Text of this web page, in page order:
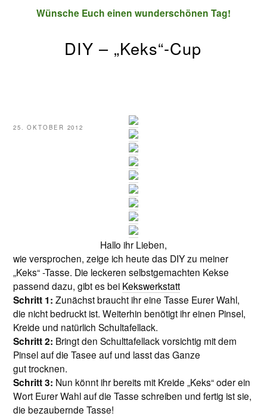
Wünsche Euch einen wunderschönen Tag!
VERÖFFENTLICHT
25. OKTOBER 2012
DIY – „Keks“-Cup
Hallo ihr Lieben ,
wie versprochen, zeige ich heute das DIY zu meiner
„Keks“ -Tasse. Die leckeren selbstgemachten Kekse
passend dazu, gibt es bei Kekswerkstatt
Schritt 1: Zunächst braucht ihr eine Tasse Eurer Wahl,
die nicht bedruckt ist. Weiterhin benötigt ihr einen Pinsel,
Kreide und natürlich Schultafellack.
Schritt 2: Bringt den Schulttafellack vorsichtig mit dem
Pinsel auf die Tasee auf und lasst das Ganze
gut trocknen.
Schritt 3: Nun könnt ihr bereits mit Kreide „Keks“ oder ein
Wort Eurer Wahl auf die Tasse schreiben und fertig ist sie,
die bezaubernde Tasse!